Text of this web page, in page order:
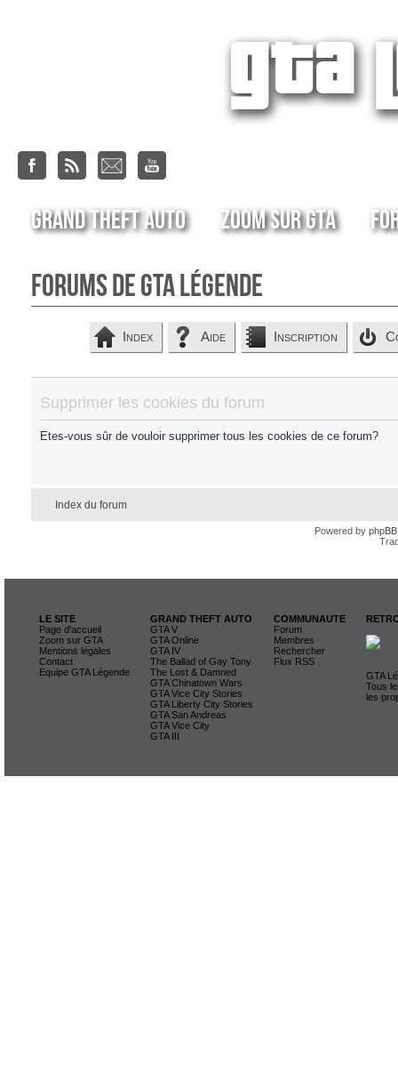
Grand Theft Auto Zoom sur GTA
Forums de GTA Légende
Index Aide Inscription
Supprimer les cookies du forum
Etes-vous sûr de vouloir supprimer tous les cookies de ce forum?
Index du forum
Powered by phpBB
LE SITE
Page d'accueil
Zoom sur GTA
Mentions légales
Contact
Equipe GTA Légende
GRAND THEFT AUTO
GTA V
GTA Online
GTA IV
The Ballad of Gay Tony
The Lost & Damned
GTA Chinatown Wars
GTA Vice City Stories
GTA Liberty City Stories
GTA San Andreas
GTA Vice City
GTA III
COMMUNAUTE
Forum
Membres
Rechercher
Flux RSS
GTA
Tous
les